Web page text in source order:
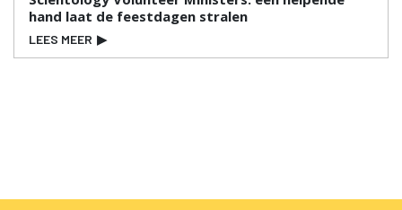
hand laat de feestdagen stralen
LEES MEER ▶